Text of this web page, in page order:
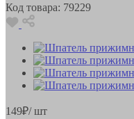
Код товара: 79229
149₽/ шт